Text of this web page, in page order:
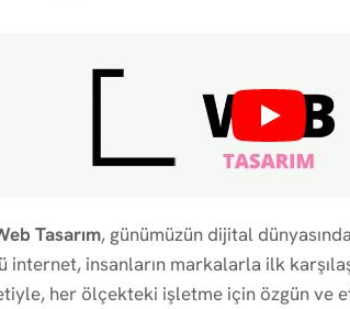
Tasarım, günümüzün dijital
internet, insanların markalarla ilk
her ölçekteki işletme için özgün ve